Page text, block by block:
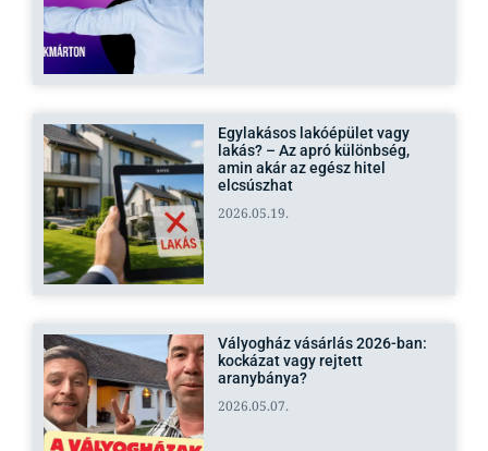
Egylakásos lakóépület vagy
lakás? – Az apró különbség,
amin akár az egész hitel
elcsúszhat
2026.05.19.
Vályogház vásárlás 2026-ban:
kockázat vagy rejtett
aranybánya?
2026.05.07.